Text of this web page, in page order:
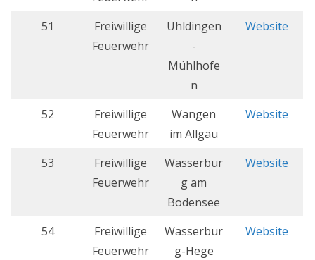
51
Freiwillige
Feuerwehr
Uhldingen
-
Mühlhofe
n
Website
52
Freiwillige
Feuerwehr
Wangen
im Allgäu
Website
53
Freiwillige
Feuerwehr
Wasserbur
g am
Bodensee
Website
54
Freiwillige
Feuerwehr
Wasserbur
g-Hege
Website